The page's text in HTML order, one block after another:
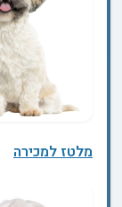
מלטז למכירה